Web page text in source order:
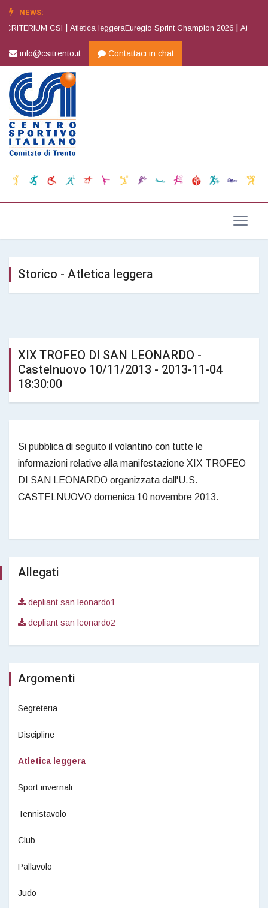
NEWS:
CSI |Atletica leggeraEuregio Sprint Champion 2026 |Atletica
info@csitrento.it Contattaci in chat
Storico - Atletica leggera
XIX TROFEO DI SAN LEONARDO -
Castelnuovo 10/11/2013 - 2013-11-04
18:30:00
Si pubblica di seguito il volantino con tutte le
informazioni relative alla manifestazione XIX TROFEO
DI SAN LEONARDO organizzata dall'U.S.
CASTELNUOVO domenica 10 novembre 2013.
Allegati
depliant san leonardo1
depliant san leonardo2
Argomenti
Segreteria
Discipline
Atletica leggera
Sport invernali
Tennistavolo
Club
Pallavolo
Judo